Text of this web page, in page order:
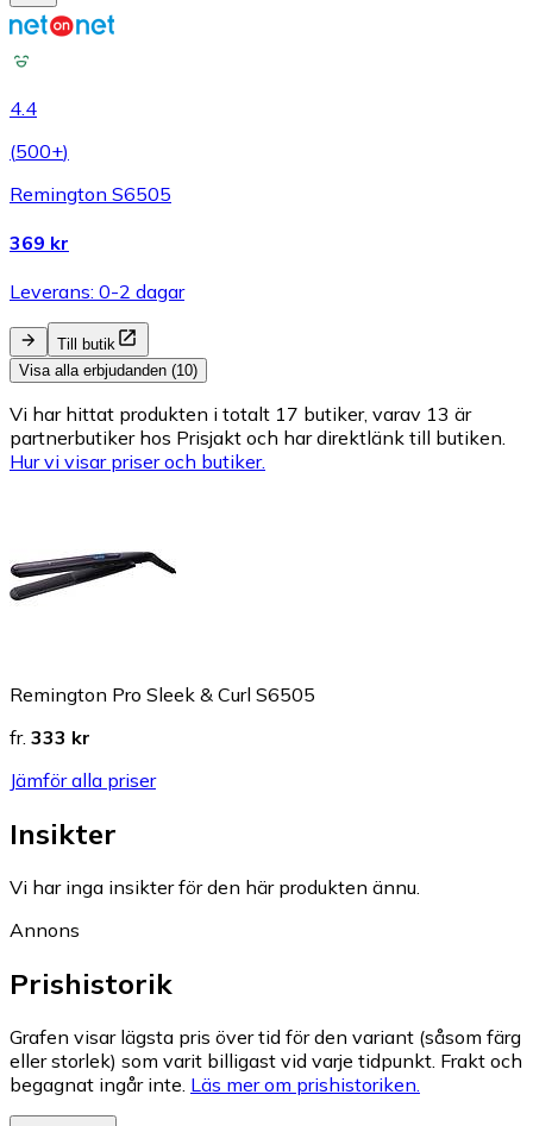
4.4
(500+)
Remington S6505
369 kr
Leverans: 0-2 dagar
Till butik
Visa alla erbjudanden (10)
Vi har hittat produkten i totalt 17 butiker, varav 13 är
partnerbutiker hos Prisjakt och har direktlänk till butiken.
Hur vi visar priser och butiker.
Remington Pro Sleek & Curl S6505
fr. 333 kr
Jämför alla priser
Insikter
Vi har inga insikter för den här produkten ännu.
Annons
Prishistorik
Grafen visar lägsta pris över tid för den variant (såsom färg
eller storlek) som varit billigast vid varje tidpunkt. Frakt och
begagnat ingår inte. Läs mer om prishistoriken.